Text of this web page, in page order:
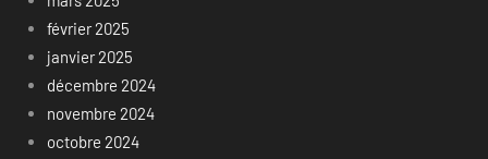
février 2025
janvier 2025
décembre 2024
novembre 2024
octobre 2024